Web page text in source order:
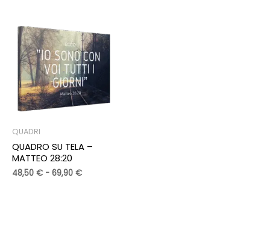
31,00 €.
QUADRI
QUADRO SU TELA –
MATTEO 28:20
48,50 € - 69,90 €Fascia